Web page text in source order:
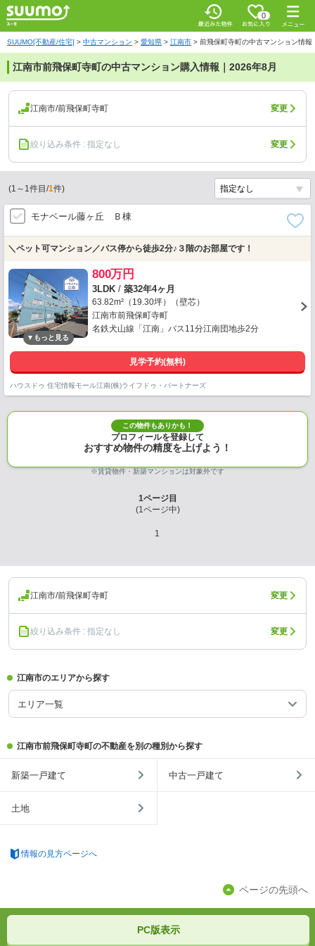
0
SUUMO[不動産/住宅] > 中古マンション > 愛知県 > 江南市 > 前飛保町寺町の中古マンション情報
江南市前飛保町寺町の中古マンション購入情報｜2026年8月
江南市/前飛保町寺町 変更
絞り込み条件 : 指定なし 変更
(1 ～ 1件目/1件)
モナベール藤ヶ丘 Ｂ棟
＼ペット可マンション／バス停から徒歩2分♪３階のお部屋です！
800万円
3LDK / 築32年4ヶ月
63.82m²（19.30坪）（壁芯）
江南市前飛保町寺町
名鉄犬山線「江南」バス11分江南団地歩2分
見学予約(無料)
ハウスドゥ 住宅情報モール江南(株)ライフドゥ・パートナーズ
この物件もありかも！
プロフィールを登録して
おすすめ物件の精度を上げよう！
※賃貸物件・新築マンションは対象外です
1ページ目
(1ページ中)
1
江南市/前飛保町寺町 変更
絞り込み条件 : 指定なし 変更
江南市のエリアから探す
エリア一覧
江南市前飛保町寺町の不動産を別の種別から探す
新築一戸建て 中古一戸建て
土地
情報の見方ページへ
ページの先頭へ
PC版表示